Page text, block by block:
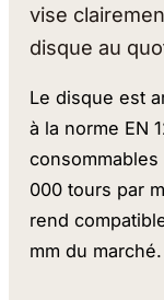
vise
disque au
Le disque est
à la norme EN
000 tours par
rend
mm du marché.